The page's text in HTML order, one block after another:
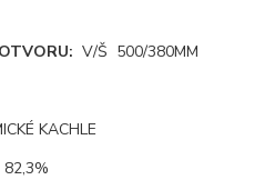
OTVORU:V/Š 500/380MM
KACHLE
82,3%